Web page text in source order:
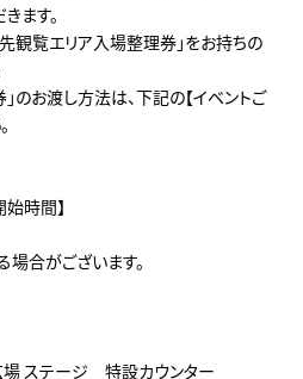
ます。
観覧エリア入場整理券」をお持ちの
のお渡し方法は、下記の【イベントご
時間】
合がございます。
場 ステージ 特設カウンター